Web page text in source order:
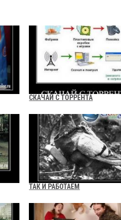
СКАЧАЙ С ТОРРЕНТА
ТАК И РАБОТАЕМ